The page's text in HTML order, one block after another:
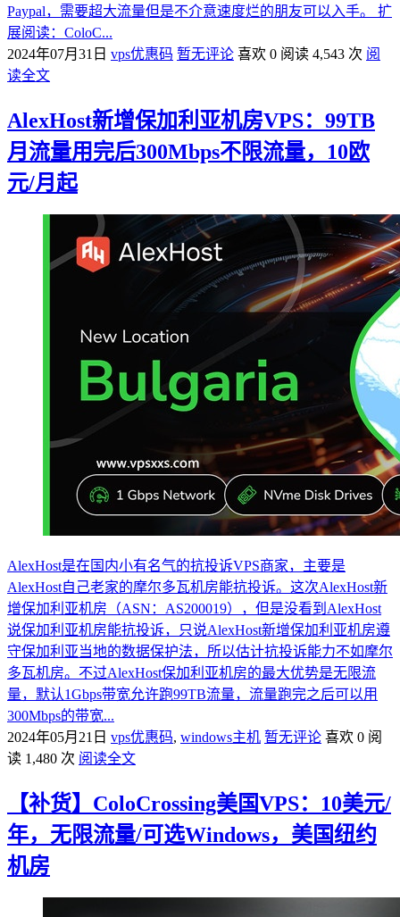
Paypal，需要超大流量但是不介意速度烂的朋友可以入手。 扩
展阅读：ColoC...
2024年07月31日 vps优惠码 暂无评论 喜欢 0 阅读 4,543 次 阅
读全文
AlexHost新增保加利亚机房VPS：99TB
月流量用完后300Mbps不限流量，10欧
元/月起
AlexHost是在国内小有名气的抗投诉VPS商家，主要是
AlexHost自己老家的摩尔多瓦机房能抗投诉。这次AlexHost新
增保加利亚机房（ASN：AS200019），但是没看到AlexHost
说保加利亚机房能抗投诉，只说AlexHost新增保加利亚机房遵
守保加利亚当地的数据保护法，所以估计抗投诉能力不如摩尔
多瓦机房。不过AlexHost保加利亚机房的最大优势是无限流
量，默认1Gbps带宽允许跑99TB流量，流量跑完之后可以用
300Mbps的带宽...
2024年05月21日 vps优惠码, windows主机 暂无评论 喜欢 0 阅
读 1,480 次 阅读全文
【补货】ColoCrossing美国VPS：10美元/
年，无限流量/可选Windows，美国纽约
机房